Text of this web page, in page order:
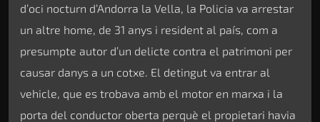
d’oci nocturn d’Andorra la Vella, la Policia va arrestar
un altre home, de 31 anys i resident al país, com a
presumpte autor d’un delicte contra el patrimoni per
causar danys a un cotxe. El detingut va entrar al
vehicle, que es trobava amb el motor en marxa i la
porta del conductor oberta perquè el propietari havia